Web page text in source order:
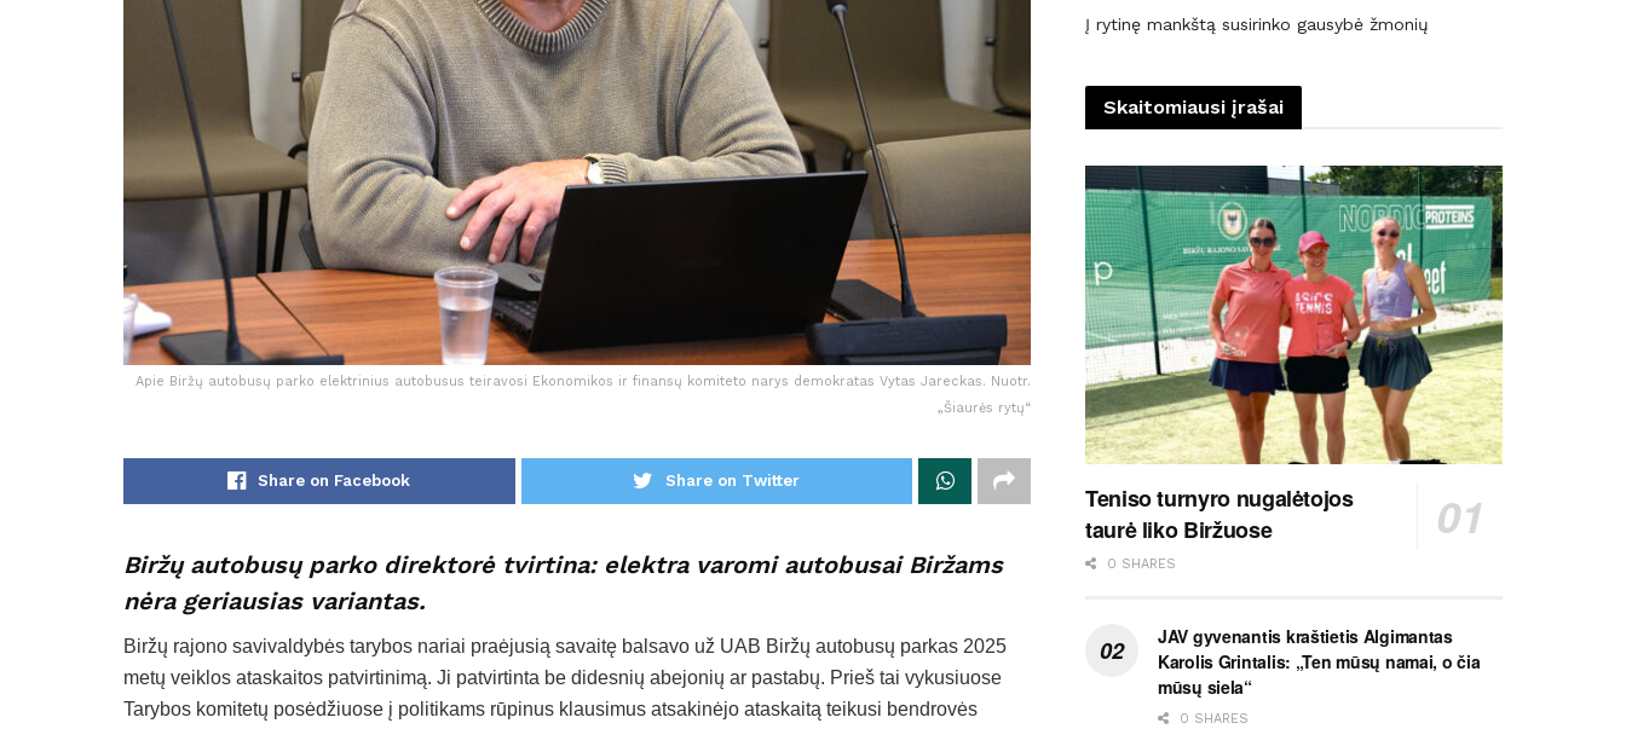
Apie Biržų autobusų parko elektrinius autobusus teiravosi Ekonomikos ir finansų komiteto narys demokratas Vytas Jareckas. Nuotr.
„Šiaurės rytų“
Share on Facebook Share on Twitter
Biržų autobusų parko direktorė tvirtina: elektra varomi autobusai Biržams
nėra geriausias variantas.
Biržų rajono savivaldybės tarybos nariai praėjusią savaitę balsavo už UAB Biržų autobusų parkas 2025
metų veiklos ataskaitos patvirtinimą. Ji patvirtinta be didesnių abejonių ar pastabų. Prieš tai vykusiuose
Tarybos komitetų posėdžiuose į politikams rūpinus klausimus atsakinėjo ataskaitą teikusi bendrovės
Į rytinę mankštą susirinko gausybė žmonių
Skaitomiausi įrašai
Teniso turnyro nugalėtojos
taurė liko Biržuose
0 SHARES
JAV gyvenantis kraštietis Algimantas
Karolis Grintalis: „Ten mūsų namai, o čia
mūsų siela“
0 SHARES